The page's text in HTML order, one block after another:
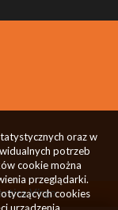
Virgo
oraz w
potrzeb
cookie można
przeglądarki.
cookies